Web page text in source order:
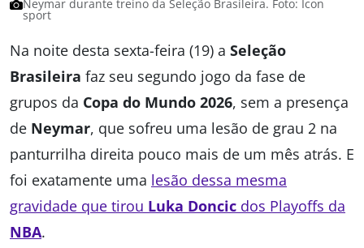
Neymar durante treino da Seleção Brasileira. Foto: Icon
sport
Na noite desta sexta-feira (19) a Seleção
Brasileira faz seu segundo jogo da fase de
grupos da Copa do Mundo 2026, sem a presença
de Neymar, que sofreu uma lesão de grau 2 na
panturrilha direita pouco mais de um mês atrás. E
foi exatamente uma lesão dessa mesma
gravidade que tirou Luka Doncic dos Playoffs da
NBA.